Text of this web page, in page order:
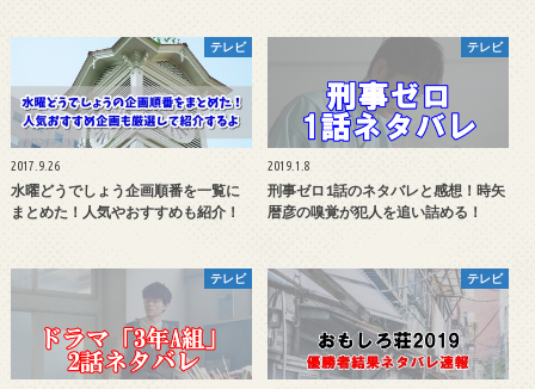
テレビ
2017.9.26
水曜どうでしょう企画順番を一覧に
まとめた！人気やおすすめも紹介！
テレビ
2019.1.8
刑事ゼロ1話のネタバレと感想！時矢
暦彦の嗅覚が犯人を追い詰める！
テレビ テレビ